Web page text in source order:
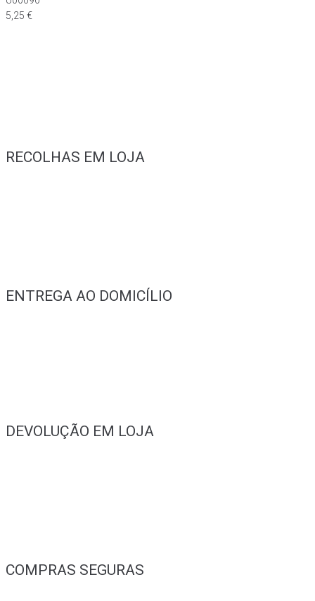
5,25 €
RECOLHAS EM LOJA
ENTREGA AO DOMICÍLIO
DEVOLUÇÃO EM LOJA
COMPRAS SEGURAS